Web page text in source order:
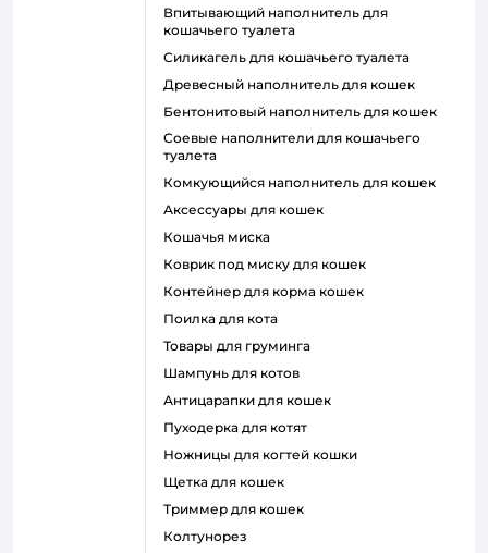
впитывающий наполнитель для
кошачьего туалета
силикагель для кошачьего туалета
древесный наполнитель для кошек
бентонитовый наполнитель для кошек
соевые наполнители для кошачьего
туалета
комкующийся наполнитель для кошек
аксессуары для кошек
кошачья миска
коврик под миску для кошек
контейнер для корма кошек
поилка для кота
товары для груминга
шампунь для котов
антицарапки для кошек
пуходерка для котят
ножницы для когтей кошки
щетка для кошек
триммер для кошек
колтунорез